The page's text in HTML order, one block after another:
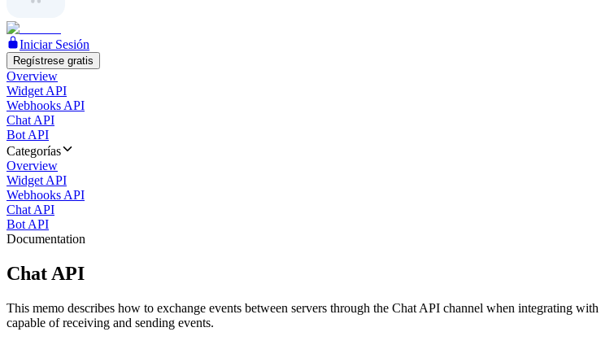
Iniciar Sesión
Regístrese gratis
Overview
Widget API
Webhooks API
Chat API
Bot API
Categorías
Overview
Widget API
Webhooks API
Chat API
Bot API
Documentation
Chat API
This memo describes how to exchange events between servers through the Chat API channel when integrating with
capable of receiving and sending events.